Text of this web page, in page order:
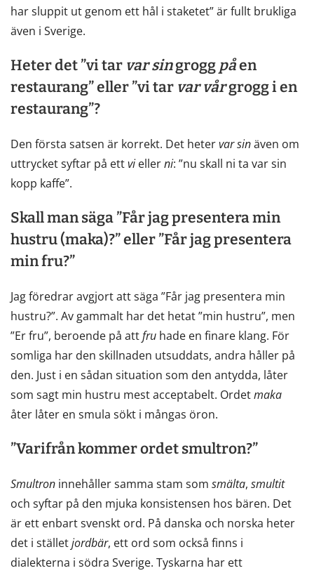
har sluppit ut genom ett hål i staketet” är fullt brukliga
även i Sverige.
Heter det ”vi tar varsingrogg påen
restaurang” eller ”vi tar var vårgrogg i en
restaurang”?
Den första satsen är korrekt. Det hetervarsinäven om
uttrycket syftar på ettvi ellerni: ”nu skall ni ta var sin
kopp kaffe”.
Skall man säga ”Får jag presentera min
hustru (maka)?” eller ”Får jag presentera
min fru?”
Jag föredrar avgjort att säga ”Får jag presentera min
hustru?”. Av gammalt har det hetat ”min hustru”, men
”Er fru”, beroende på attfru hade en finare klang. För
somliga har den skillnaden utsuddats, andra håller på
den. Just i en sådan situation som den antydda, låter
som sagt min hustru mest acceptabelt. Ordetmaka
åter låter en smula sökt i mångas öron.
”Varifrån kommer ordet smultron?”
Smultron innehåller samma stam som smälta, smultit
och syftar på den mjuka konsistensen hos bären. Det
är ett enbart svenskt ord. På danska och norska heter
det i ställetjordbär, ett ord som också finns i
dialekterna i södra Sverige. Tyskarna har ett